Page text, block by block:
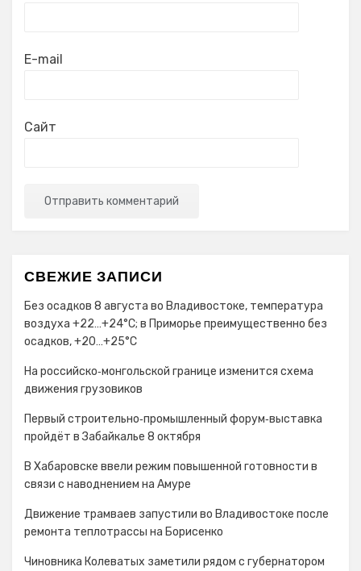
E-mail
Сайт
СВЕЖИЕ ЗАПИСИ
Без осадков 8 августа во Владивостоке, температура
воздуха +22…+24°С; в Приморье преимущественно без
осадков, +20…+25°C
На российско‑монгольской границе изменится схема
движения грузовиков
Первый строительно‑промышленный форум‑выставка
пройдёт в Забайкалье 8 октября
В Хабаровске ввели режим повышенной готовности в
связи с наводнением на Амуре
Движение трамваев запустили во Владивостоке после
ремонта теплотрассы на Борисенко
Чиновника Колеватых заметили рядом с губернатором